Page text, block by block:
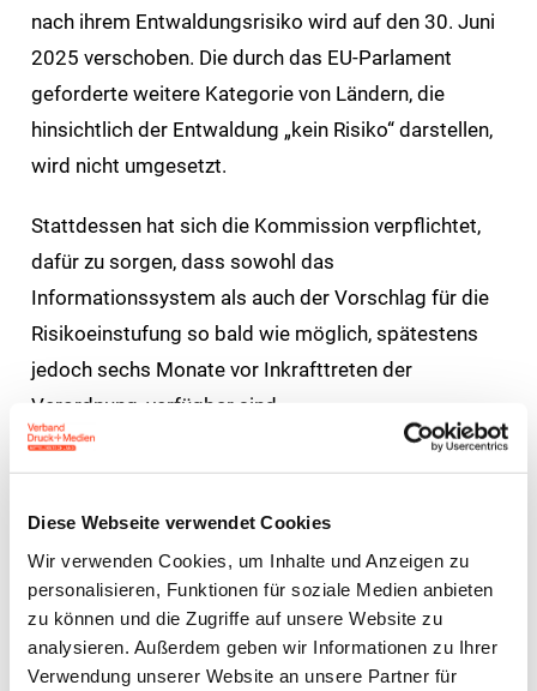
Diese Webseite verwendet Cookies
Wir verwenden Cookies, um Inhalte und Anzeigen zu
personalisieren, Funktionen für soziale Medien anbieten
zu können und die Zugriffe auf unsere Website zu
analysieren. Außerdem geben wir Informationen zu Ihrer
Verwendung unserer Website an unsere Partner für
nach ihrem Entwaldungsrisiko wird auf den 30. Juni
2025 verschoben. Die durch das EU-Parlament
geforderte weitere Kategorie von Ländern, die
hinsichtlich der Entwaldung „kein Risiko“ darstellen,
wird nicht umgesetzt.
Stattdessen hat sich die Kommission verpflichtet,
dafür zu sorgen, dass sowohl das
Informationssystem als auch der Vorschlag für die
Risikoeinstufung so bald wie möglich, spätestens
jedoch sechs Monate vor Inkrafttreten der
Verordnung, verfügbar sind.
30. Juni 2028 erfolgen soll, wird die Kommission
zusätzliche Maßnahmen zur Vereinfachung und
Verringerung des Verwaltungsaufwands prüfen.
Die Pressemitteilung zur Verschiebung der EUDR